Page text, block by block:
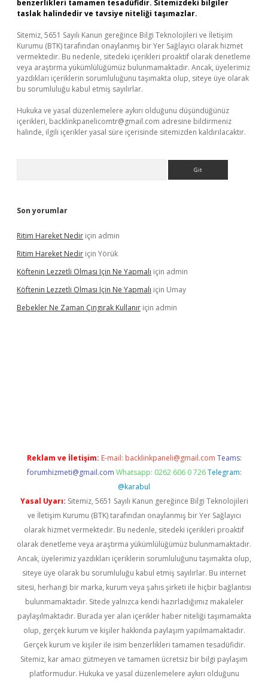
benzerlikleri tamamen tesadüfidir. Sitemizdeki bilgiler
taslak halindedir ve tavsiye niteliği taşımazlar.
Sitemiz, 5651 Sayılı Kanun gereğince Bilgi Teknolojileri ve İletişim
Kurumu (BTK) tarafından onaylanmış bir Yer Sağlayıcı olarak hizmet
vermektedir. Bu nedenle, sitedeki içerikleri proaktif olarak denetleme
veya araştırma yükümlülüğümüz bulunmamaktadır. Ancak, üyelerimiz
yazdıkları içeriklerin sorumluluğunu taşımakta olup, siteye üye olarak
bu sorumluluğu kabul etmiş sayılırlar.
Hukuka ve yasal düzenlemelere aykırı olduğunu düşündüğünüz
içerikleri, backlinkpanelicomtr@gmail.com adresine bildirmeniz
halinde, ilgili içerikler yasal süre içerisinde sitemizden kaldırılacaktır.
Son yorumlar
Ritim Hareket Nedir için admin
Ritim Hareket Nedir için Yörük
Köftenin Lezzetli Olması Için Ne Yapmalı için admin
Köftenin Lezzetli Olması Için Ne Yapmalı için Umay
Bebekler Ne Zaman Çıngırak Kullanır için admin
Reklam ve İletişim: E-mail: backlinkpaneli@gmail.com Teams:
forumhizmeti@gmail.com Whatsapp: 0262 606 0 726 Telegram:
@karabul
Yasal Uyarı: Sitemiz, 5651 Sayılı Kanun gereğince Bilgi Teknolojileri
ve İletişim Kurumu (BTK) tarafından onaylanmış bir Yer Sağlayıcı
olarak hizmet vermektedir. Bu nedenle, sitedeki içerikleri proaktif
olarak denetleme veya araştırma yükümlülüğümüz bulunmamaktadır.
Ancak, üyelerimiz yazdıkları içeriklerin sorumluluğunu taşımakta olup,
siteye üye olarak bu sorumluluğu kabul etmiş sayılırlar. Bu internet
sitesi, herhangi bir marka, kurum veya şahıs şirketi ile hiçbir bağlantısı
bulunmamaktadır. Sitede yalnızca kendi hazırladığımız makaleler
paylaşılmaktadır. Burada yer alan içerikler haber niteliği taşımamakta
olup, gerçek kurum ve kişiler hakkında paylaşım yapılmamaktadır.
Gerçek kurum ve kişiler ile isim benzerlikleri tamamen tesadüfidir.
Sitemiz, kar amacı gütmeyen ve tamamen ücretsiz bir bilgi paylaşım
platformudur. Hukuka ve yasal düzenlemelere aykırı olduğunu